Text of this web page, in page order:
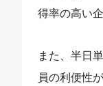
得率の高い
また、半日
員の利便性